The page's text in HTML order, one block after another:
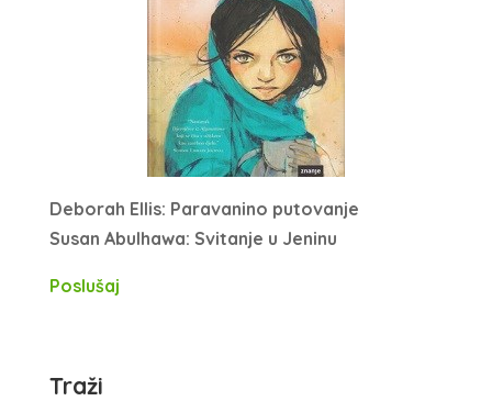
Deborah Ellis: Paravanino putovanje
Susan Abulhawa: Svitanje u Jeninu
Poslušaj
Traži